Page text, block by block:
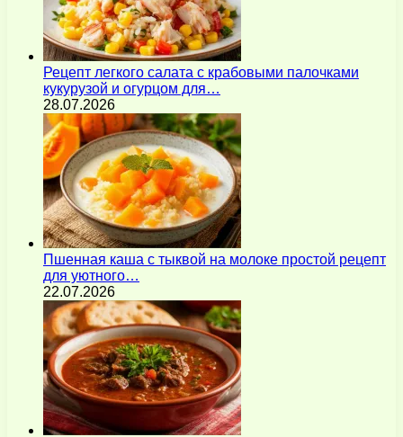
Рецепт легкого салата с крабовыми палочками
кукурузой и огурцом для…
28.07.2026
Пшенная каша с тыквой на молоке простой рецепт
для уютного…
22.07.2026